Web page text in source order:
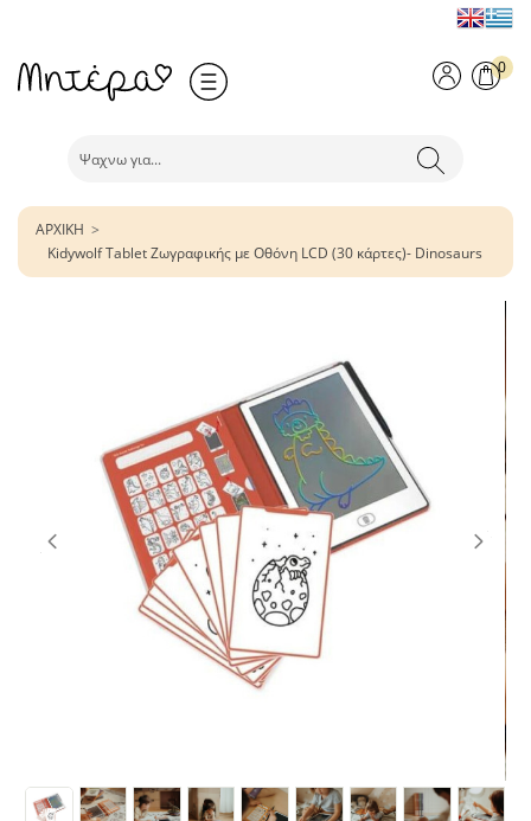
0
ΑΡΧΙΚΗ
Kidywolf Tablet Ζωγραφικής με Οθόνη LCD (30 κάρτες)- Dinosaurs